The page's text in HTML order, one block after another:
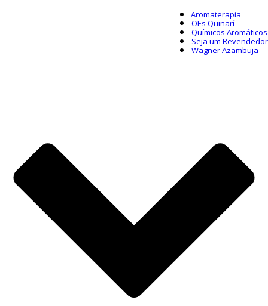
Aromaterapia
OEs Quinarí
Químicos Aromáticos
Seja um Revendedor
Wagner Azambuja